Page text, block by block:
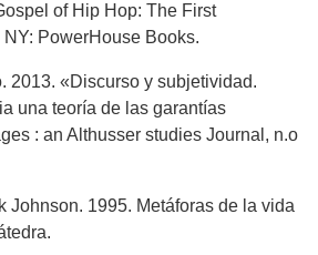
of Hip Hop: The First
NY: PowerHouse Books.
2013. «Discurso y subjetividad.
una teoría de las garantías
: an Althusser studies Journal, n.o
Johnson. 1995. Metáforas de la vida